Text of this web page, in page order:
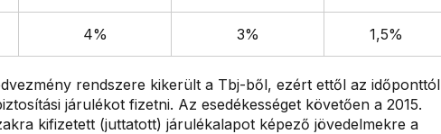
4% 3% 1,5%
rendszere kikerült a Tbj-ből, ezért ettől az időponttól
járulékot fizetni. Az esedékességet követően a 2015.
kifizetett (juttatott) járulékalapot képező jövedelmekre a